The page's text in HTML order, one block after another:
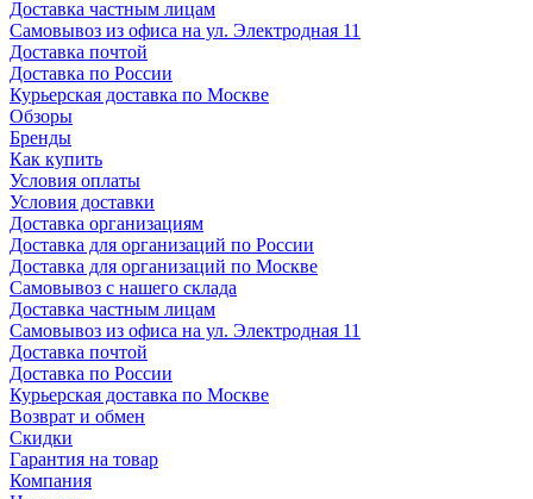
Доставка частным лицам
Самовывоз из офиса на ул. Электродная 11
Доставка почтой
Доставка по России
Курьерская доставка по Москве
Обзоры
Бренды
Как купить
Условия оплаты
Условия доставки
Доставка организациям
Доставка для организаций по России
Доставка для организаций по Москве
Самовывоз с нашего склада
Доставка частным лицам
Самовывоз из офиса на ул. Электродная 11
Доставка почтой
Доставка по России
Курьерская доставка по Москве
Возврат и обмен
Скидки
Гарантия на товар
Компания